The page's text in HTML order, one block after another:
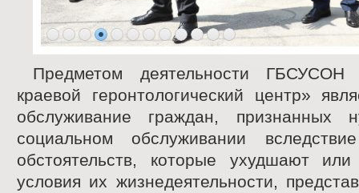
Предметом деятельности ГБСУСОН
краевой геронтологический центр»
обслуживание граждан, признанных
социальном обслуживании
обстоятельств, которые ухудшают
условия их жизнедеятельности,